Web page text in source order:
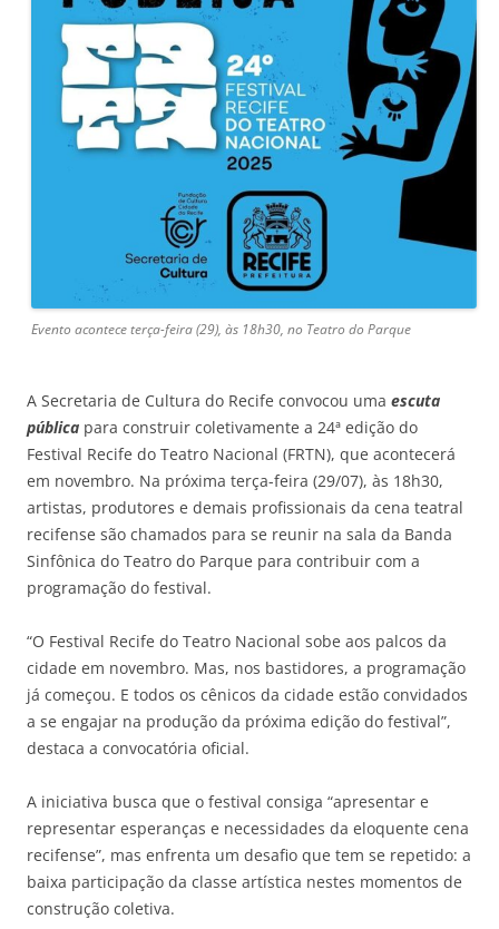
Evento acontece terça-feira (29), às 18h30, no Teatro do Parque
A Secretaria de Cultura do Recife convocou uma escuta
pública para construir coletivamente a 24ª edição do
Festival Recife do Teatro Nacional (FRTN), que acontecerá
em novembro. Na próxima terça-feira (29/07), às 18h30,
artistas, produtores e demais profissionais da cena teatral
recifense são chamados para se reunir na sala da Banda
Sinfônica do Teatro do Parque para contribuir com a
programação do festival.
“O Festival Recife do Teatro Nacional sobe aos palcos da
cidade em novembro. Mas, nos bastidores, a programação
já começou. E todos os cênicos da cidade estão convidados
a se engajar na produção da próxima edição do festival”,
destaca a convocatória oficial.
A iniciativa busca que o festival consiga “apresentar e
representar esperanças e necessidades da eloquente cena
recifense”, mas enfrenta um desafio que tem se repetido: a
baixa participação da classe artística nestes momentos de
construção coletiva.